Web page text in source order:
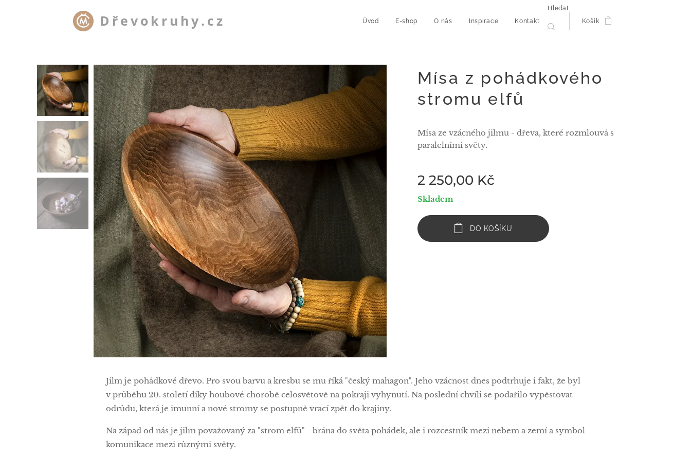
Dřevokruhy.cz Úvod E-shop O nás Inspirace Kontakt
Hledat
Košík
Mísa z pohádkového
stromu elfů
Mísa ze vzácného jilmu - dřeva, které rozmlouvá s
paralelními světy.
2 250,00 Kč
Skladem
DO KOŠÍKU
Jilm je pohádkové dřevo. Pro svou barvu a kresbu se mu říká "český mahagon". Jeho vzácnost dnes podtrhuje i fakt, že byl
v průběhu 20. století díky houbové chorobě celosvětově na pokraji vyhynutí. Na poslední chvíli se podařilo vypěstovat
odrůdu, která je imunní a nové stromy se postupně vrací zpět do krajiny.
Na západ od nás je jilm považovaný za "strom elfů" - brána do světa pohádek, ale i rozcestník mezi nebem a zemí a symbol
komunikace mezi různými světy.